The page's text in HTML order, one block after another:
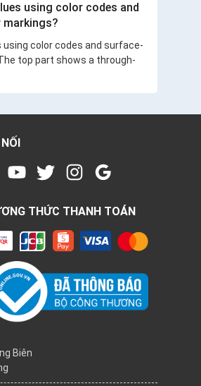
using color codes and
using color codes and surface-
top part shows a through-
THỨC THANH TOÁN
Biên